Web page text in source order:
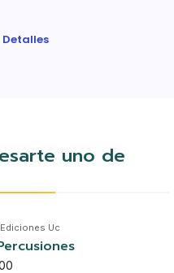
Detalles
uno de
Ediciones Uc